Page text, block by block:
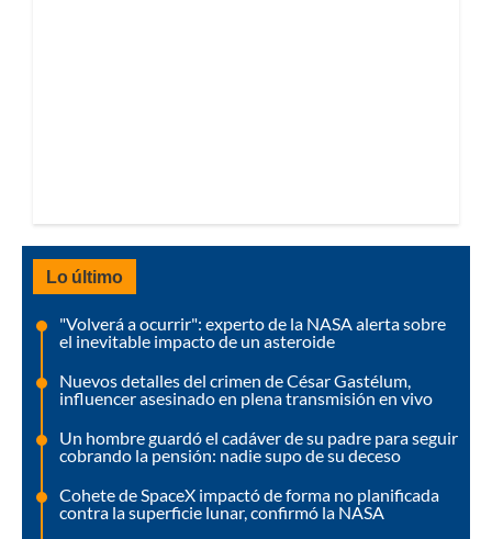
Lo último
"Volverá a ocurrir": experto de la NASA alerta sobre
el inevitable impacto de un asteroide
Nuevos detalles del crimen de César Gastélum,
influencer asesinado en plena transmisión en vivo
Un hombre guardó el cadáver de su padre para seguir
cobrando la pensión: nadie supo de su deceso
Cohete de SpaceX impactó de forma no planificada
contra la superficie lunar, confirmó la NASA